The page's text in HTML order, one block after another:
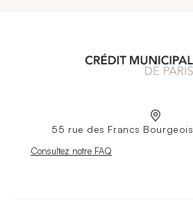
55 rue des Francs
Nouvelle fenêtre
Consultez notre FAQ